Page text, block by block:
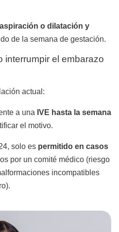
o dilatación y
de la semana de gestación.
interrumpir el embarazo
actual:
a una IVE hasta la semana
el motivo.
solo es permitido en casos
por un comité médico (riesgo
incompatibles